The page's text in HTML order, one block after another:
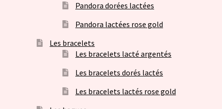
Pandora dorées lactées
Pandora lactées rose gold
Les bracelets
Les bracelets lacté argentés
Les bracelets dorés lactés
Les bracelets lactés rose gold